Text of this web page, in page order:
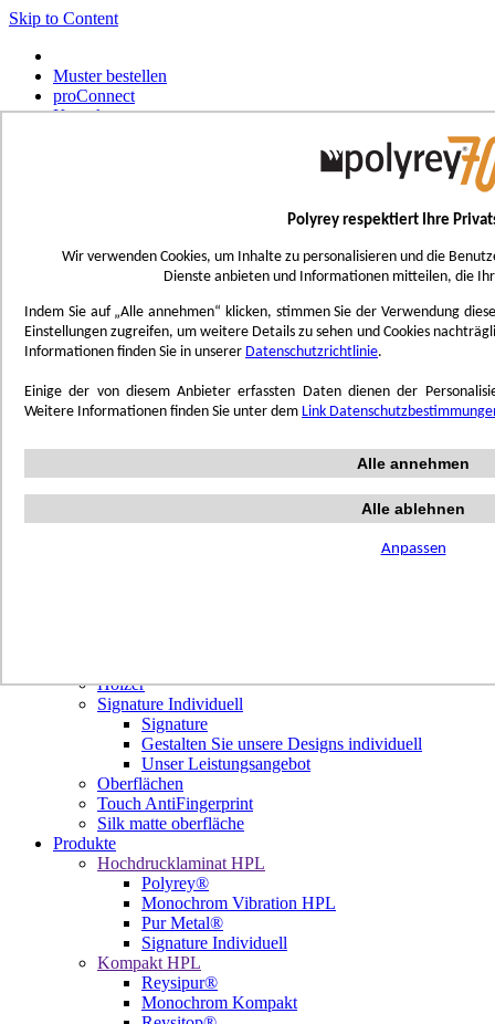
Polyrey respektiert Ihre
Wir verwenden Cookies, um Inhalte zu personalisieren und die
Dienste anbieten und Informationen mitteilen, die
Indem Sie auf „Alle annehmen“ klicken, stimmen Sie der Verwendung
Einstellungen zugreifen, um weitere Details zu sehen und Cookies
Informationen finden Sie in unserer Datenschutzrichtlinie.
Einige der von diesem Anbieter erfassten Daten dienen der
Weitere Informationen finden Sie unter dem Link
Alle annehmen
Alle ablehnen
Anpassen
Skip to Content
Muster bestellen
proConnect
Kontakt
UK - Ireland
Português
Italiano
Nederlands
Toggle Nav
Menu
Inspiration
Authentic Travertine
Hölzer
Signature Individuell
Signature
Gestalten Sie unsere Designs individuell
Unser Leistungsangebot
Oberflächen
Touch AntiFingerprint
Silk matte oberfläche
Produkte
Hochdrucklaminat HPL
Polyrey®
Monochrom Vibration HPL
Pur Metal®
Signature Individuell
Kompakt HPL
Reysipur®
Monochrom Kompakt